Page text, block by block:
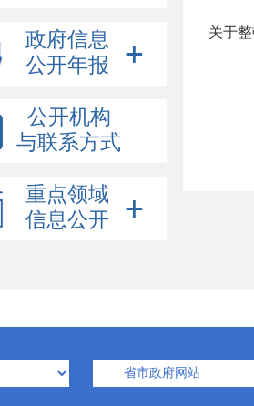
政府信息
公开年报
公开机构
与联系方式
重点领域
信息公开
关于